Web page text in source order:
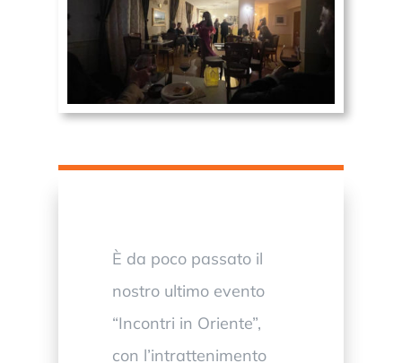
È da poco passato il
nostro ultimo evento
“Incontri in Oriente”,
con l’intrattenimento